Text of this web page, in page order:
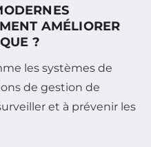
AMÉLIORER
?
les systèmes de
de gestion de
et à prévenir les